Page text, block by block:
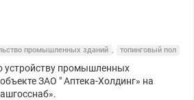
промышленных зданий , топинговый пол
устройству промышленных
ЗАО " Аптека-Холдинг» на